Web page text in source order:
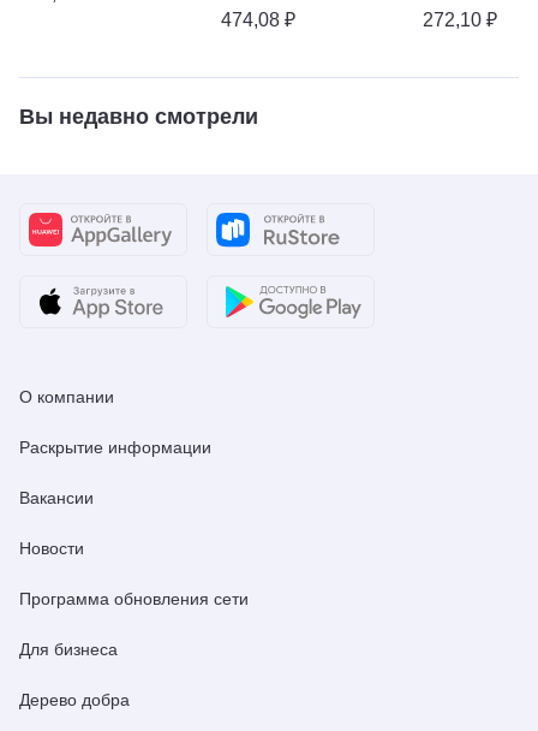
474,08 ₽ 272,10 ₽
Вы недавно смотрели
О компании
Раскрытие информации
Вакансии
Новости
Программа обновления сети
Для бизнеса
Дерево добра